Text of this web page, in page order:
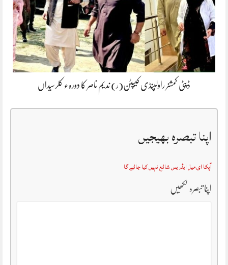
ڈپٹی کمشنر راولپنڈی کیپٹن(ر) ندیم ناصر کا دورہء کلرسیداں
اپنا تبصرہ بھیجیں
آپکا ای میل ایڈریس شائع نہیں کیا جائے گا
اپنا تبصرہ لکھیں